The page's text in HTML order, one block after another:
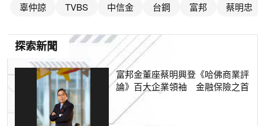
辜仲諒 TVBS 中信金 台鋼 富邦 蔡明忠
探索新聞
富邦金董座蔡明興登《哈佛商業評
論》百大企業領袖 金融保險之首